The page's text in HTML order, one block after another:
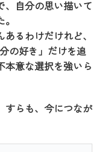
、自分の思い描いて
るわけだけれど、
の好き」だけを追
本意な選択を強いら
すらも、今につなが